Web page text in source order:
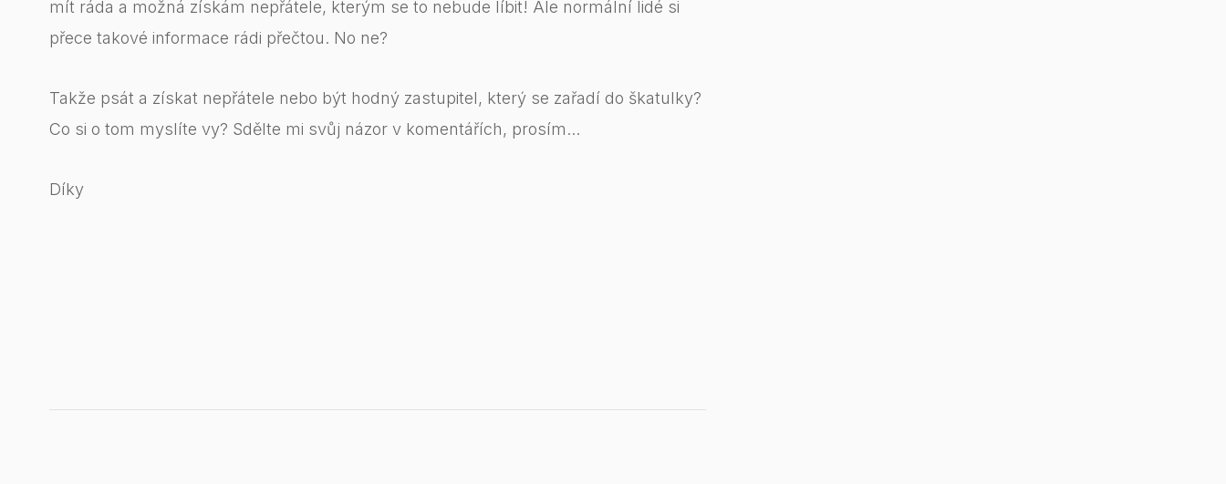
mít ráda a možná získám nepřátele, kterým se to nebude líbit! Ale normální lidé si
přece takové informace rádi přečtou. No ne?
Takže psát a získat nepřátele nebo být hodný zastupitel, který se zařadí do škatulky?
Co si o tom myslíte vy? Sdělte mi svůj názor v komentářích, prosím...
Díky